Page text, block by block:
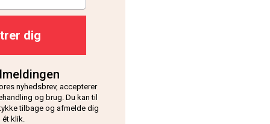
dig
nyhedsbrev, accepterer
og brug. Du kan til
tilbage og afmelde dig
ét klik.